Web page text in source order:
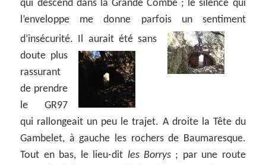
qui descend dans la Grande Combe ; le silence qui
l’enveloppe me donne parfois un sentiment
d’insécurité.
Il aurait été sans
doute plus
rassurant
de prendre
le GR97
qui rallongeait un peu le trajet. A droite la Tête du
Gambelet, à gauche les rochers de Baumaresque.
Tout en bas, le lieu-dit les Borrys; par une route